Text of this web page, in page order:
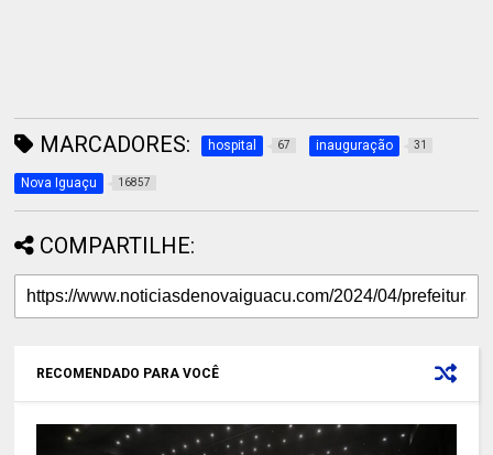
MARCADORES: hospital 67 inauguração 31
Nova Iguaçu 16857
COMPARTILHE:
RECOMENDADO PARA VOCÊ